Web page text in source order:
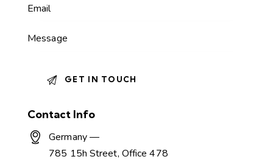
Contact Info
Germany —
785 15h Street, Office 478